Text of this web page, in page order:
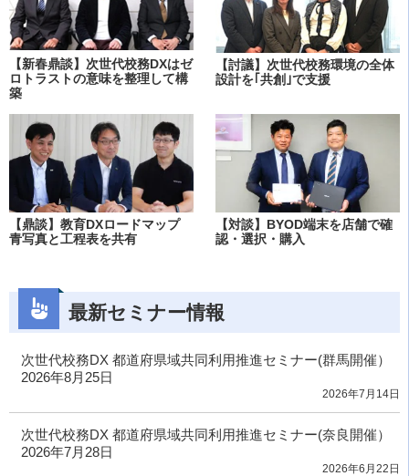
【新春鼎談】次世代校務DXはゼ
ロトラストの意味を整理して構
築
【討議】次世代校務環境の全体
設計を｢共創｣で支援
【鼎談】教育DXロードマップ
青写真と工程表を共有
【対談】BYOD端末を店舗で確
認・選択・購入
最新セミナー情報
次世代校務DX 都道府県域共同利用推進セミナー(群馬開催）
2026年8月25日
2026年7月14日
次世代校務DX 都道府県域共同利用推進セミナー(奈良開催）
2026年7月28日
2026年6月22日